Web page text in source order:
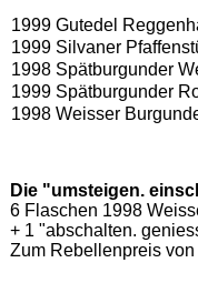
1999 Gutedel
1999 Silvaner
1998 Spätburgunder
1999 Spätburgunder
1998 Weisser
Die "umsteigen.
6 Flaschen 1998
+ 1 "abschalten.
Zum Rebellenpreis